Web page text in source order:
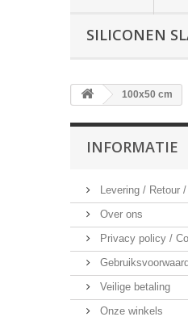
SILICONEN
100x50 cm
INFORMATIE
Levering / Retour
Over ons
Privacy policy /
Veilige betaling
Onze winkels